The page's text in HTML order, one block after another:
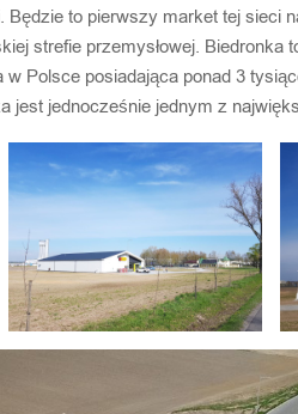
Będzie to pierwszy market tej sieci
strefie przemysłowej. Biedronka
w Polsce posiadająca ponad 3
jest jednocześnie jednym z